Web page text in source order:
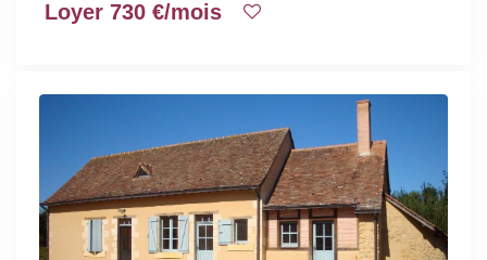
Loyer 730 €/mois